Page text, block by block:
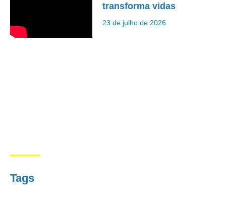
transforma vidas
23 de julho de 2026
Tags